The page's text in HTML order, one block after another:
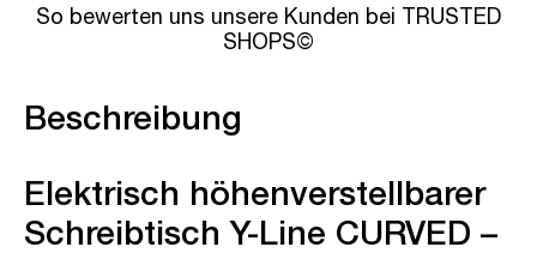
So bewerten uns unsere Kunden bei TRUSTED
SHOPS©
Beschreibung
Elektrisch höhenverstellbarer
Schreibtisch Y-Line CURVED –